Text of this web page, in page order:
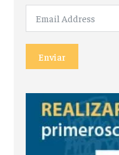
Enviar